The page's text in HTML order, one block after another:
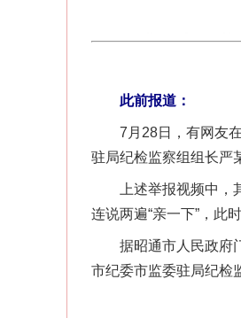
此前报道：
7月28日，有网友在
驻局纪检监察组组长严
上述举报视频中，其
连说两遍“亲一下”，此
据昭通市人民政府门
市纪委市监委驻局纪检